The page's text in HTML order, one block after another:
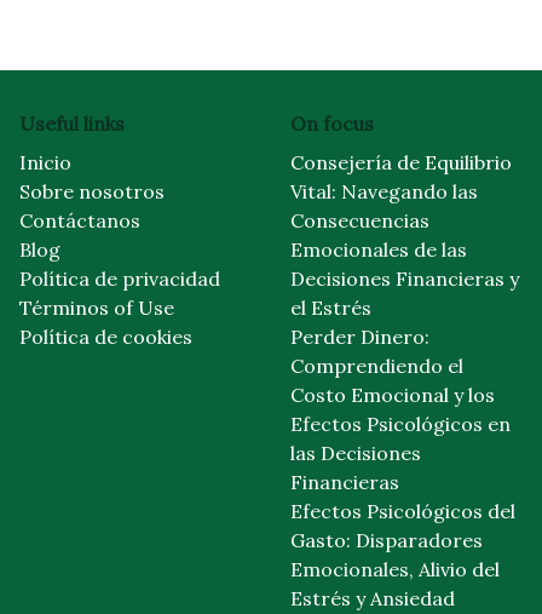
Useful links
Inicio
Sobre nosotros
Contáctanos
Blog
Política de privacidad
Términos of Use
Política de cookies
On focus
Consejería de Equilibrio
Vital: Navegando las
Consecuencias
Emocionales de las
Decisiones Financieras y
el Estrés
Perder Dinero:
Comprendiendo el
Costo Emocional y los
Efectos Psicológicos en
las Decisiones
Financieras
Efectos Psicológicos del
Gasto: Disparadores
Emocionales, Alivio del
Estrés y Ansiedad